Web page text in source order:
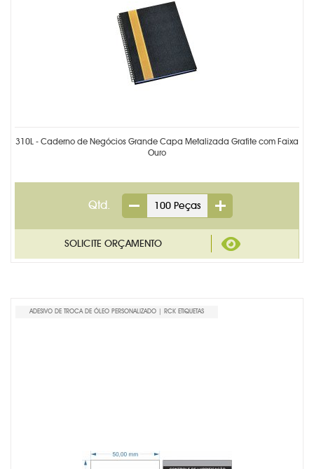
310L - Caderno de Negócios Grande Capa Metalizada Grafite com Faixa
Ouro
Qtd.
ADESIVO DE TROCA DE ÓLEO PERSONALIZADO | RCK ETIQUETAS